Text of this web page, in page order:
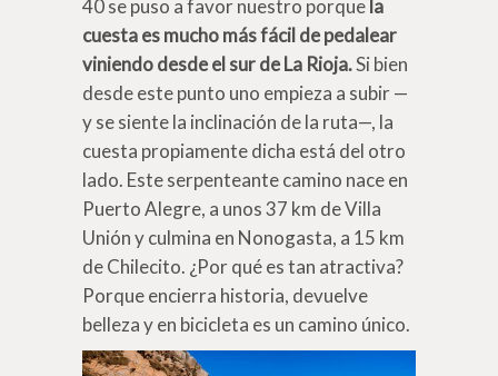
40 se puso a favor nuestro porquela
cuesta es mucho más fácil de pedalear
viniendo desde el sur de La Rioja.Si bien
desde este punto uno empieza a subir —
y se siente la inclinación de la ruta—, la
cuesta propiamente dicha está del otro
lado. Este serpenteante camino nace en
Puerto Alegre, a unos 37 km de Villa
Unión y culmina en Nonogasta, a 15 km
de Chilecito. ¿Por qué es tan atractiva?
Porque encierra historia, devuelve
belleza y en bicicleta es un camino único.